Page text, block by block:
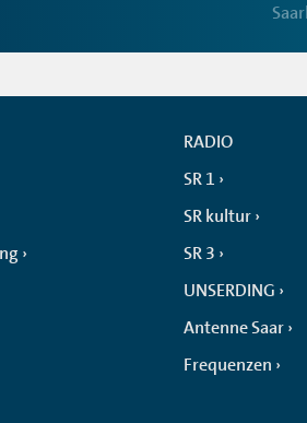
RADIO
SR 1
SR kultur
SR 3
UNSERDING
Antenne Saar
Frequenzen